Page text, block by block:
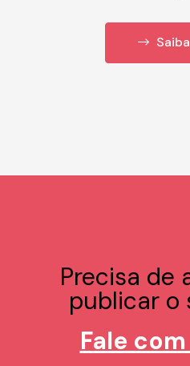
Precisa de
publicar o
Fale